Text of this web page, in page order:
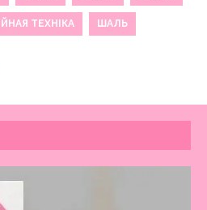
ТЕХНІКА ШАЛЬ